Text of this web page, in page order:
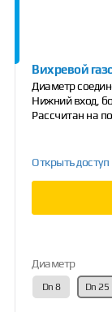
Вихревой
Диаметр
Нижний вход,
Рассчитан на
Открыть доступ
Диаметр
Dn 8 Dn 25